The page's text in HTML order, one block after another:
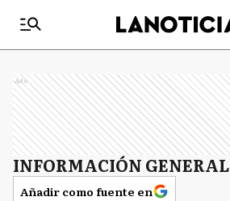
Ads
INFORMACIÓN GENERAL
Añadir como fuente en